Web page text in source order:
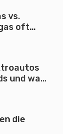
vs.
oft
und was
die